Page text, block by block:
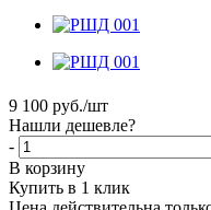
9 100 руб./шт
Нашли дешевле?
-
В корзину
Купить в 1 клик